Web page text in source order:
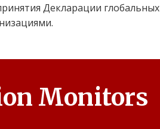
Декларации глобальных
Monitors